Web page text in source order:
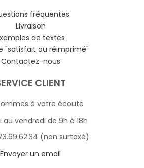
fréquentes
Livraison
de textes
"satisfait ou réimprimé"
Contactez-nous
CLIENT
à votre écoute
au vendredi de 9h à 18h
(non surtaxé)
Envoyer un email